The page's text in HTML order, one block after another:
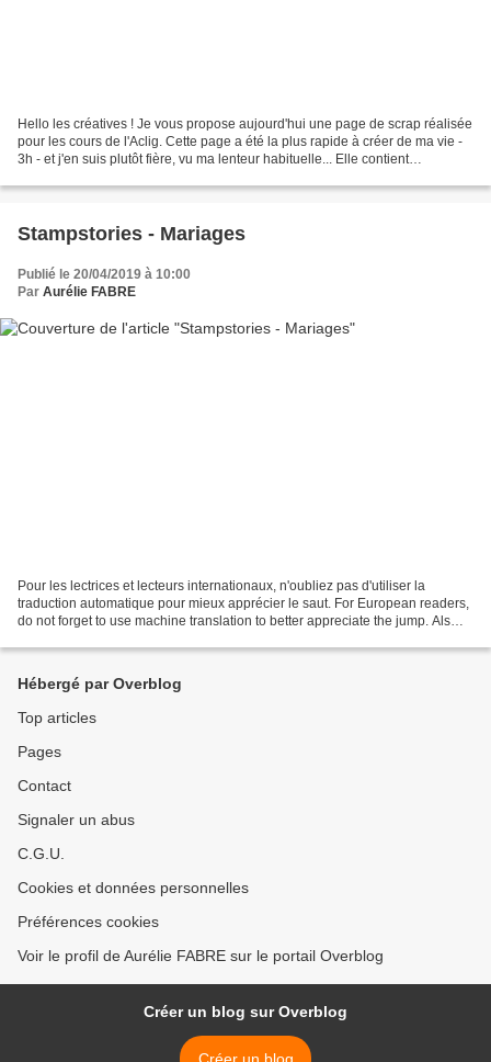
Hello les créatives ! Je vous propose aujourd'hui une page de scrap réalisée
pour les cours de l'Aclig. Cette page a été la plus rapide à créer de ma vie -
3h - et j'en suis plutôt fière, vu ma lenteur habituelle... Elle contient
Stampstories - Mariages
Publié le 20/04/2019 à 10:00
Par Aurélie FABRE
Pour les lectrices et lecteurs internationaux, n'oubliez pas d'utiliser la
traduction automatique pour mieux apprécier le saut. For European readers,
do not forget to use machine translation to better appreciate the jump. Als
Hébergé par Overblog
Top articles
Pages
Contact
Signaler un abus
C.G.U.
Cookies et données personnelles
Préférences cookies
Voir le profil de Aurélie FABRE sur le portail Overblog
Créer un blog sur Overblog